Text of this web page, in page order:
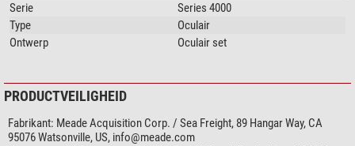
Serie
Series 4000
Type
Oculair
Ontwerp
Oculair set
PRODUCTVEILIGHEID
Fabrikant: Meade Acquisition Corp. / Sea Freight, 89 Hangar Way, CA
95076 Watsonville, US, info@meade.com